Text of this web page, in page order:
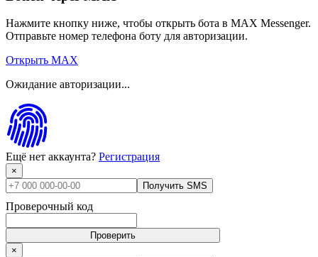
Нажмите кнопку ниже, чтобы открыть бота в MAX Messenger.
Отправьте номер телефона боту для авторизации.
Открыть MAX
Ожидание авторизации...
Ещё нет аккаунта? Регистрация
×
Получить SMS
Проверочный код
Проверить
×